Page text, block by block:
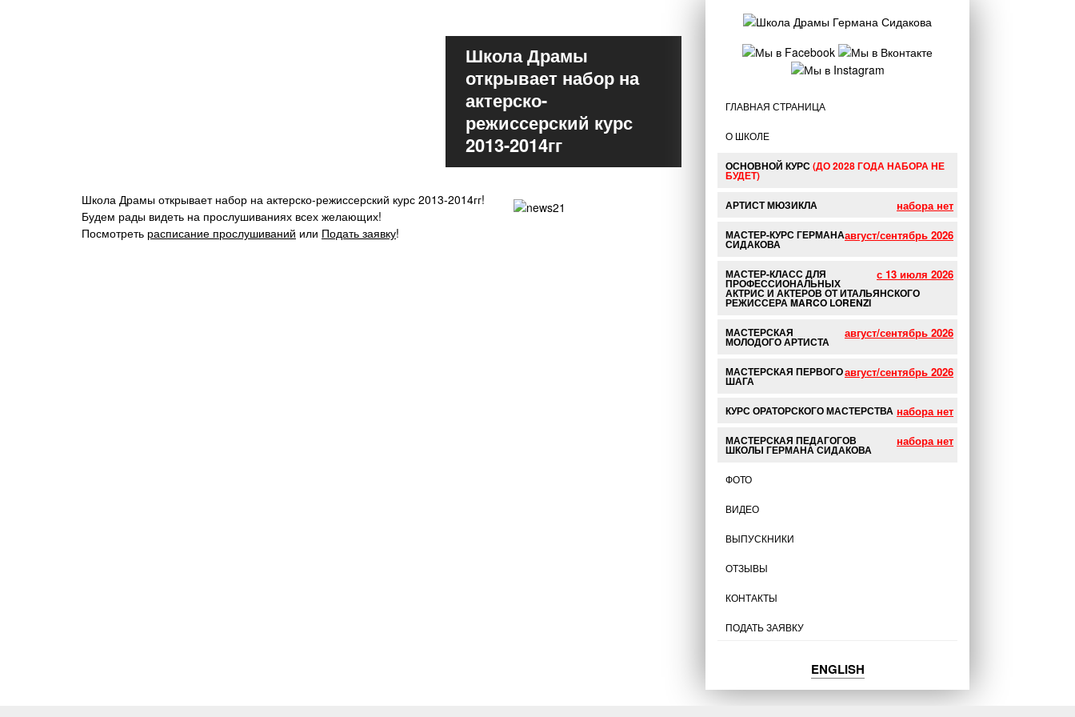
Школа Драмы
открывает набор на
актерско-
режиссерский курс
2013-2014гг
Школа Драмы открывает набор на актерско-режиссерский курс 2013-2014гг!
Будем рады видеть на прослушиваниях всех желающих!
Посмотреть расписание прослушиваний или Подать заявку!
ГЛАВНАЯ СТРАНИЦА
О ШКОЛЕ
ОСНОВНОЙ КУРС(ДО 2028 ГОДА НАБОРА НЕ
БУДЕТ)
АРТИСТ МЮЗИКЛА
МАСТЕР-КУРС ГЕРМАНА
СИДАКОВА
МАСТЕР-КЛАСС ДЛЯ
ПРОФЕССИОНАЛЬНЫХ
АКТРИС И АКТЕРОВ ОТ ИТАЛЬЯНСКОГО
РЕЖИССЕРА MARCO LORENZI
МАСТЕРСКАЯ
МОЛОДОГО АРТИСТА
МАСТЕРСКАЯ ПЕРВОГО
ШАГА
КУРС ОРАТОРСКОГО МАСТЕРСТВА
МАСТЕРСКАЯ ПЕДАГОГОВ
ШКОЛЫ ГЕРМАНА СИДАКОВА
ФОТО
ВИДЕО
ВЫПУСКНИКИ
ОТЗЫВЫ
КОНТАКТЫ
ПОДАТЬ ЗАЯВКУ
ENGLISH